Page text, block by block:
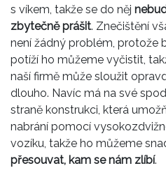
s víkem, takže se do něj
zbytečně prášit. Znečištění
není žádný problém, protože
potíží ho můžeme vyčistit,
naší firmě může sloužit
dlouho. Navíc má na své
straně konstrukci, která
nabrání pomocí
vozíku, takže ho můžeme
přesouvat, kam se nám zlíbí.